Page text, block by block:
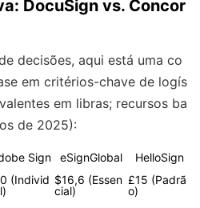
DocuSign vs. Concor
decisões, aqui está uma co
em critérios-chave de logís
em libras; recursos ba
de 2025):
Sign eSignGlobal
HelloSign
(Individ $16,6 (Essen
cial)
£15 (Padrã
o)